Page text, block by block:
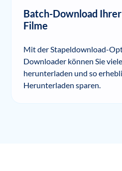
Batch-Download
Filme
Mit der Stapeldownload-
Downloader können Sie
herunterladen und so
Herunterladen sparen.